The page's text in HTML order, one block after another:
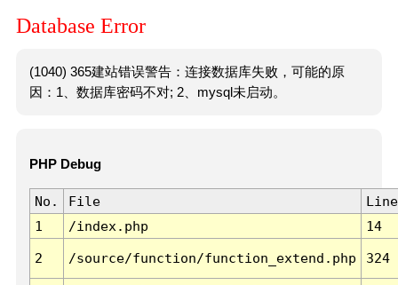
Database Error
(1040) 365建站错误警告：连接数据库失败，可能的原
因：1、数据库密码不对; 2、mysql未启动。
PHP Debug
No. File
Line
1
/index.php 14
2 /source/function/function_extend.php 324